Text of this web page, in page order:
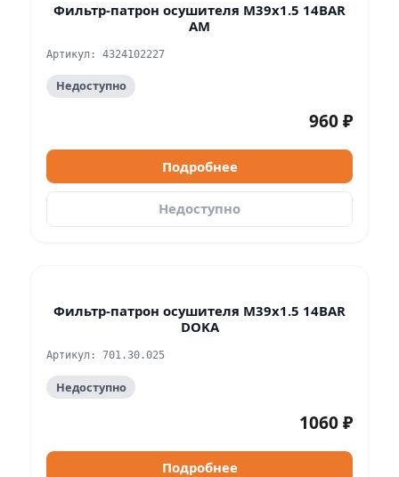
Фильтр-патрон осушителя M39x1.5 14BAR
АМ
Артикул: 4324102227
Недоступно
960 ₽
Подробнее
Недоступно
Фильтр-патрон осушителя M39x1.5 14BAR
DOKA
Артикул: 701.30.025
Недоступно
1060 ₽
Подробнее